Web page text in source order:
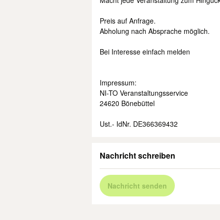
Preis auf Anfrage.
Abholung nach Absprache möglich.
Bei Interesse einfach melden
Impressum:
NI-TO Veranstaltungsservice
24620 Bönebüttel
Ust.- IdNr. DE366369432
Nachricht schreiben
Nachricht senden